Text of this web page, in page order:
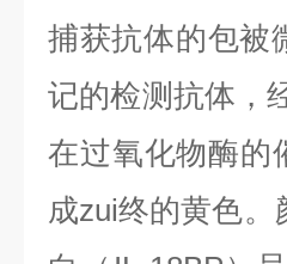
捕获抗体的包被
记的检测抗体，
在过氧化物酶的
成zui终的黄色